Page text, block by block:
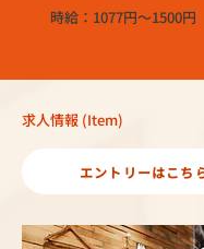
時給：1077円～1500円
求人情報 (Item)
エントリーはこち